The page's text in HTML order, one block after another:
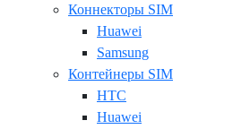
Коннекторы SIM
Huawei
Samsung
Контейнеры SIM
HTC
Huawei